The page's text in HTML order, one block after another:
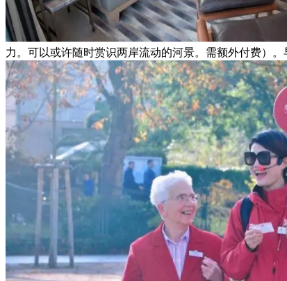
力。可以或许随时赏识两岸流动的河景。需额外付费）